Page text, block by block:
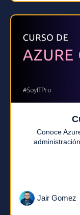
Conoce
Jair Gomez